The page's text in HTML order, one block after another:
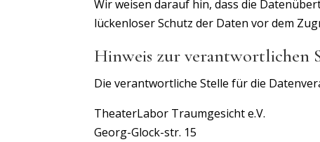
Wir weisen darauf hin, dass die
lückenloser Schutz der Daten vor dem
Hinweis zur verantwortlichen
Die verantwortliche Stelle für die
TheaterLabor Traumgesicht e.V.
Georg-Glock-str. 15